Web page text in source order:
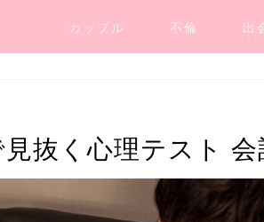
カップル 不倫 出
抜く心理テスト 会